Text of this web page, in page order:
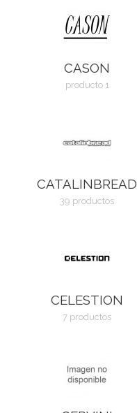
CASON
producto 1
CATALINBREAD
39 productos
CELESTION
7 productos